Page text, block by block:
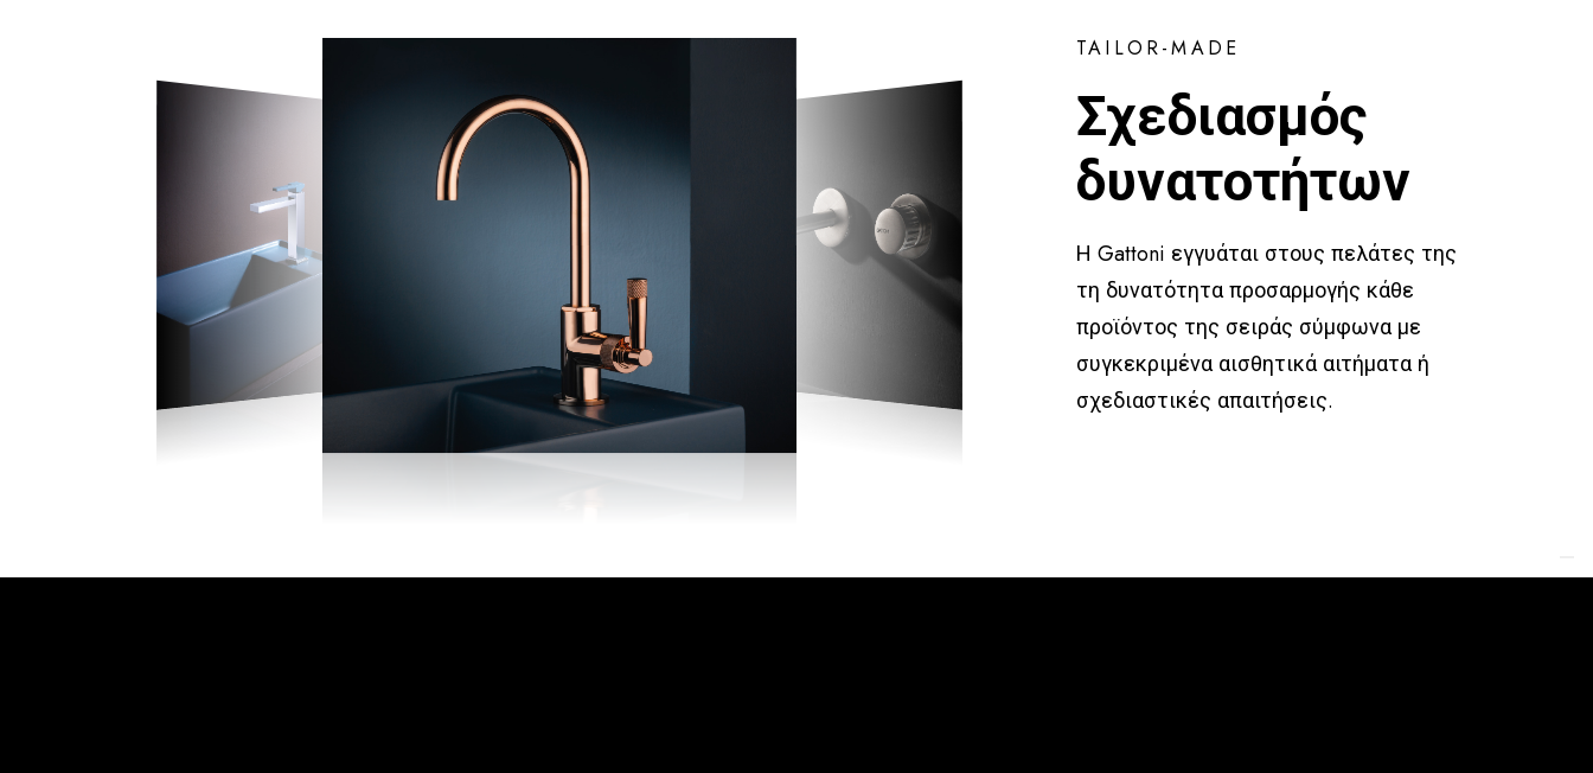
TAILOR-MADE
Σχεδιασμός
δυνατοτήτων
Η Gattoni εγγυάται στους πελάτες της
τη δυνατότητα προσαρμογής κάθε
προϊόντος της σειράς σύμφωνα με
συγκεκριμένα αισθητικά αιτήματα ή
σχεδιαστικές απαιτήσεις.